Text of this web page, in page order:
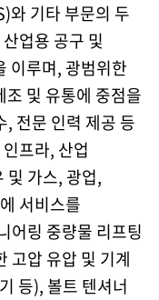
와 기타 부문의 두
업용 공구 및
이루며, 광범위한
및 유통에 중점을
, 전문 인력 제공 등
프라, 산업
및 가스, 광업,
서비스를
어링 중량물 리프팅
고압 유압 및 기계
등), 볼트 텐셔너